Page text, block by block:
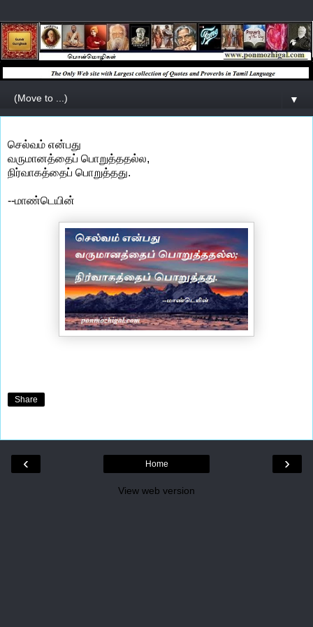
▼
செல்வம் என்பது
வருமானத்தைப் பொறுத்ததல்ல,
நிர்வாகத்தைப் பொறுத்தது.
--மாண்டெயின்
Share
‹ ›
Home
View web version